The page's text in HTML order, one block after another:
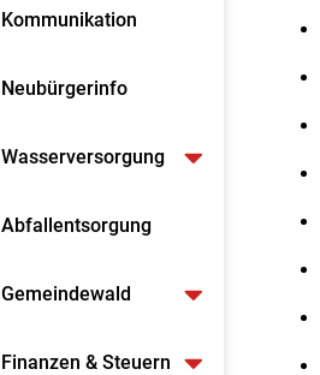
Kommunikation
Neubürgerinfo
Wasserversorgung
Abfallentsorgung
Gemeindewald
Finanzen & Steuern